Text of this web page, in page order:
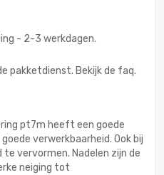
- 2-3 werkdagen.
pakketdienst. Bekijk de faq.
pt7m heeft een goede
verwerkbaarheid. Ook bij
vervormen. Nadelen zijn de
neiging tot